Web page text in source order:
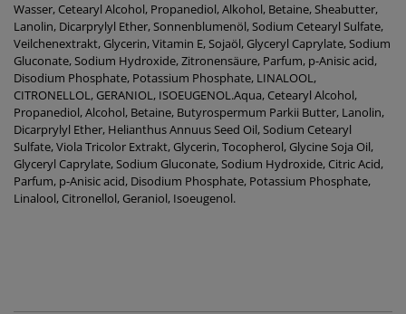
Wasser, Cetearyl Alcohol, Propanediol, Alkohol, Betaine, Sheabutter,
Lanolin, Dicarprylyl Ether, Sonnenblumenöl, Sodium Cetearyl Sulfate,
Veilchenextrakt, Glycerin, Vitamin E, Sojaöl, Glyceryl Caprylate, Sodium
Gluconate, Sodium Hydroxide, Zitronensäure, Parfum, p-Anisic acid,
Disodium Phosphate, Potassium Phosphate, LINALOOL,
CITRONELLOL, GERANIOL, ISOEUGENOL.Aqua, Cetearyl Alcohol,
Propanediol, Alcohol, Betaine, Butyrospermum Parkii Butter, Lanolin,
Dicarprylyl Ether, Helianthus Annuus Seed Oil, Sodium Cetearyl
Sulfate, Viola Tricolor Extrakt, Glycerin, Tocopherol, Glycine Soja Oil,
Glyceryl Caprylate, Sodium Gluconate, Sodium Hydroxide, Citric Acid,
Parfum, p-Anisic acid, Disodium Phosphate, Potassium Phosphate,
Linalool, Citronellol, Geraniol, Isoeugenol.